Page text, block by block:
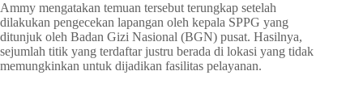
Ammy mengatakan temuan tersebut terungkap setelah
dilakukan pengecekan lapangan oleh kepala SPPG yang
ditunjuk oleh Badan Gizi Nasional (BGN) pusat. Hasilnya,
sejumlah titik yang terdaftar justru berada di lokasi yang tidak
memungkinkan untuk dijadikan fasilitas pelayanan.